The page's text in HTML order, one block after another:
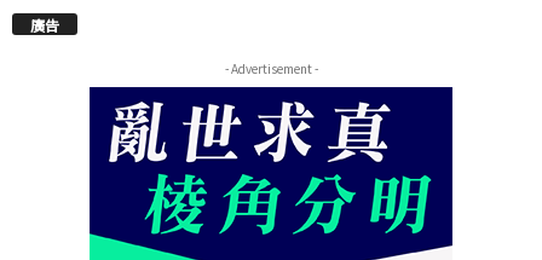
廣告
- Advertisement -